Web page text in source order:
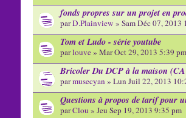
fonds propres sur un projet en
parD.Plainview » Sam Déc 07, 2013
Tom et Ludo - série youtube
parlouve» Mar Oct 29, 2013 5:39 pm
Bricoler Du DCP à la maison
parmusecyan » Lun Juil 22, 2013
Questions à propos de tarif pour
parClou » Jeu Sep 19, 2013 9:35 pm